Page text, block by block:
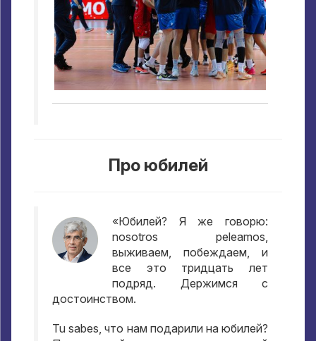
Про юбилей
«Юбилей? Я же говорю:
nosotros peleamos,
выживаем, побеждаем, и
все это тридцать лет
подряд. Держимся с
достоинством.
Tu sabes,что нам подарили на юбилей?